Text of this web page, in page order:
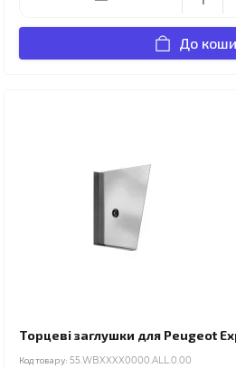
До
Торцеві заглушки для Peugeot
Код товару: 55.WBXXXX0000.ALL.0.00